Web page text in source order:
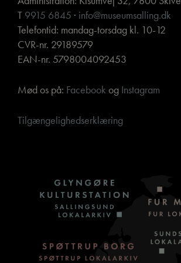
T 9915 6845 · info@museumsalling.dk
Telefontid: mandag-torsdag kl. 10-12
CVR-nr. 29189579
EAN-nr. 5798004092453
Mød os på: Facebook og Instagram
Tilgængelighedserklæring